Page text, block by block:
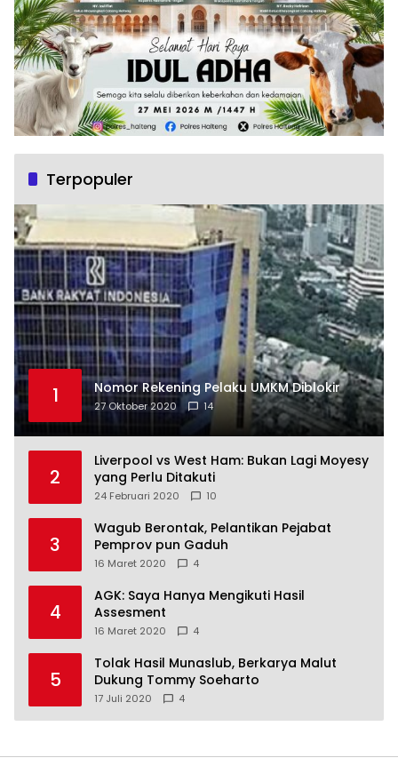
Terpopuler
1 Nomor Rekening Pelaku UMKM Diblokir
27 Oktober 2020 14
2
Liverpool vs West Ham: Bukan Lagi Moyesy
yang Perlu Ditakuti
24 Februari 2020 10
3
Wagub Berontak, Pelantikan Pejabat
Pemprov pun Gaduh
16 Maret 2020 4
4
AGK: Saya Hanya Mengikuti Hasil
Assesment
16 Maret 2020 4
5
Tolak Hasil Munaslub, Berkarya Malut
Dukung Tommy Soeharto
17 Juli 2020 4